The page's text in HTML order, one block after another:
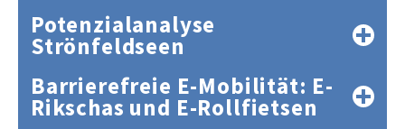
Potenzialanalyse
Strönfeldseen
Barrierefreie E-Mobilität: E-
Rikschas und E-Rollfietsen